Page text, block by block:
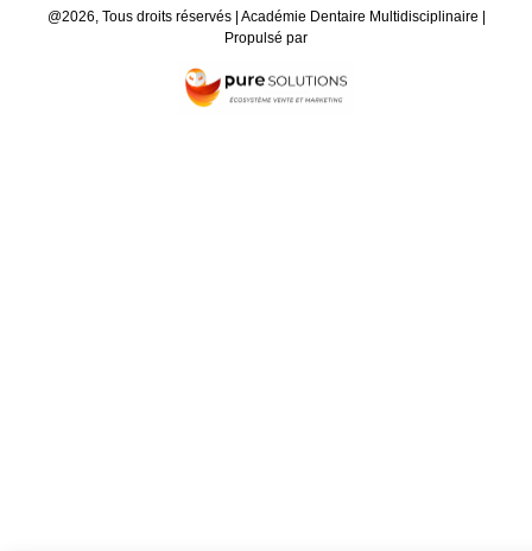
@2026, Tous droits réservés | Académie Dentaire Multidisciplinaire |
Propulsé par